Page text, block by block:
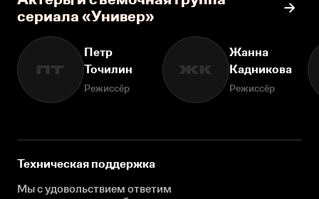
сериала «Универ»
ПТ
Петр
Точилин
Режиссёр
ЖК
Жанна
Кадникова
Режиссёр
Техническая поддержка
Мы с удовольствием ответим